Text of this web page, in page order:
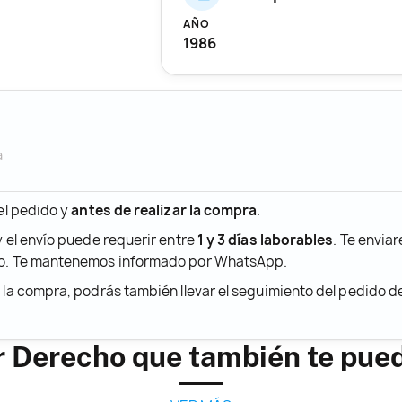
AÑO
1986
pedido yantes de realizar la compra.
el envío puede requerir entre1 y 3 días laborables. Te
Te mantenemos informado por WhatsApp.
compra, podrás también llevar el seguimiento del pedido
Derecho que también te